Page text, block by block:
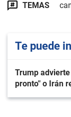
TEMAS
Te puede
Trump
pronto" o Irán